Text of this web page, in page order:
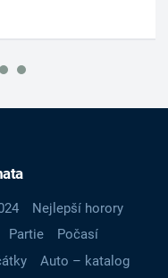
Nejlepší horory
Partie
Počasí
Auto – katalog